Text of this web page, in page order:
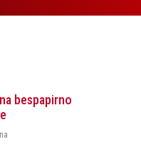
bespapirno